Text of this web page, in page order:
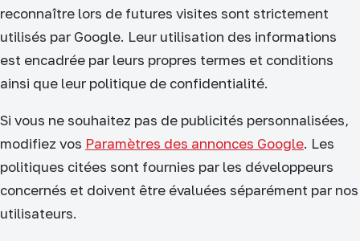
reconnaître lors de futures visites sont strictement
utilisés par Google. Leur utilisation des informations
est encadrée par leurs propres termes et conditions
ainsi que leur politique de confidentialité.
Si vous ne souhaitez pas de publicités personnalisées,
modifiez vos Paramètres des annonces Google. Les
politiques citées sont fournies par les développeurs
concernés et doivent être évaluées séparément par nos
utilisateurs.